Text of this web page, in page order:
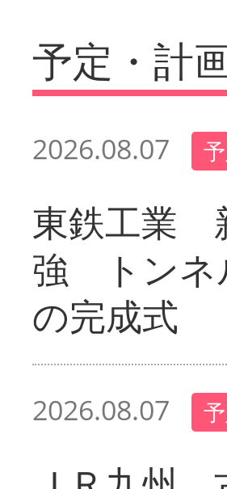
予定・計
2026.08.07
東鉄工業
強 トンネ
の完成式
2026.08.07